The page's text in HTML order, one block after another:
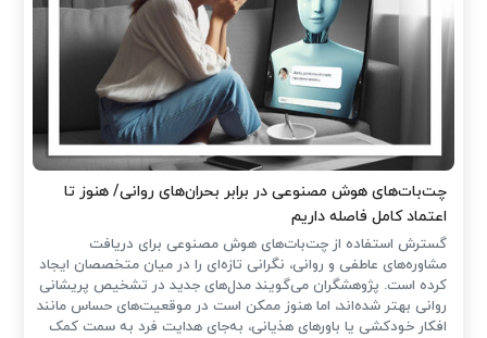
چت‌بات‌های هوش مصنوعی در برابر بحران‌های روانی/ هنوز تا
اعتماد کامل فاصله داریم
گسترش استفاده از چت‌بات‌های هوش مصنوعی برای دریافت
مشاوره‌های عاطفی و روانی، نگرانی تازه‌ای را در میان متخصصان ایجاد
کرده است. پژوهشگران می‌گویند مدل‌های جدید در تشخیص پریشانی
روانی بهتر شده‌اند، اما هنوز ممکن است در موقعیت‌های حساس مانند
افکار خودکشی یا باورهای هذیانی، به‌جای هدایت فرد به سمت کمک